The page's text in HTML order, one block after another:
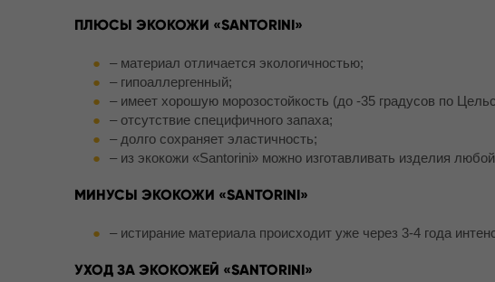
ПЛЮСЫ ЭКОКОЖИ «SANTORINI»
– материал отличается экологичностью;
– гипоаллергенный;
– имеет хорошую морозостойкость (до -35 градусов по
– отсутствие специфичного запаха;
– долго сохраняет эластичность;
– из экокожи «Santorini» можно изготавливать изделия
МИНУСЫ ЭКОКОЖИ «SANTORINI»
– истирание материала происходит уже через 3-4 года
УХОД ЗА ЭКОКОЖЕЙ «SANTORINI»